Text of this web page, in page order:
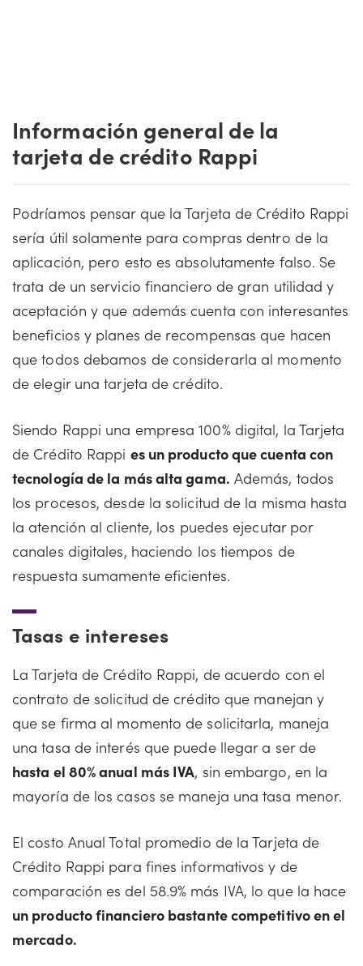
Información general de la
tarjeta de crédito Rappi
Podríamos pensar que la Tarjeta de Crédito Rappi
sería útil solamente para compras dentro de la
aplicación, pero esto es absolutamente falso. Se
trata de un servicio financiero de gran utilidad y
aceptación y que además cuenta con interesantes
beneficios y planes de recompensas que hacen
que todos debamos de considerarla al momento
de elegir una tarjeta de crédito.
Siendo Rappi una empresa 100% digital, la Tarjeta
de Crédito Rappi es un producto que cuenta con
tecnología de la más alta gama. Además, todos
los procesos, desde la solicitud de la misma hasta
la atención al cliente, los puedes ejecutar por
canales digitales, haciendo los tiempos de
respuesta sumamente eficientes.
Tasas e intereses
La Tarjeta de Crédito Rappi, de acuerdo con el
contrato de solicitud de crédito que manejan y
que se firma al momento de solicitarla, maneja
una tasa de interés que puede llegar a ser de
hasta el 80% anual más IVA, sin embargo, en la
mayoría de los casos se maneja una tasa menor.
El costo Anual Total promedio de la Tarjeta de
Crédito Rappi para fines informativos y de
comparación es del 58.9% más IVA, lo que la hace
un producto financiero bastante competitivo en el
mercado.